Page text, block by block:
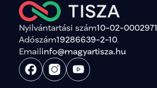
Nyilvántartási szám10-02-0002971
Adószám19286639-2-10
Emailinfo@magyartisza.hu